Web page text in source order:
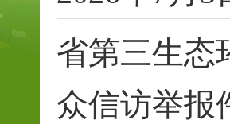
省第三生态
众信访举报